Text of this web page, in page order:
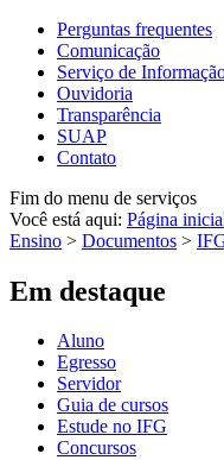
Perguntas frequentes
Comunicação
Serviço de
Ouvidoria
Transparência
SUAP
Contato
Fim do menu de serviços
Você está aqui: Página
Ensino > Documentos >
Em destaque
Aluno
Egresso
Servidor
Guia de cursos
Estude no IFG
Concursos